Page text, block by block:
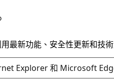
最新功能、安全性更新和技術
Explorer 和 Microsoft